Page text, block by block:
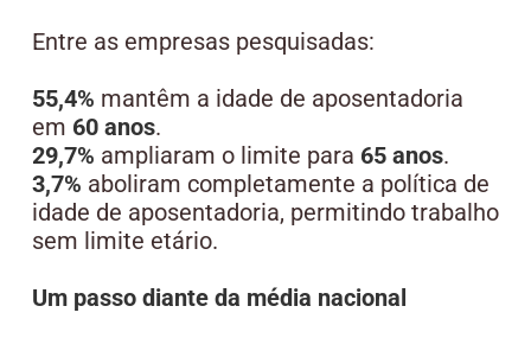
Entre as empresas pesquisadas:
55,4% mantêm a idade de aposentadoria
em 60 anos.
29,7% ampliaram o limite para 65 anos.
3,7% aboliram completamente a política de
idade de aposentadoria, permitindo trabalho
sem limite etário.
Um passo diante da média nacional